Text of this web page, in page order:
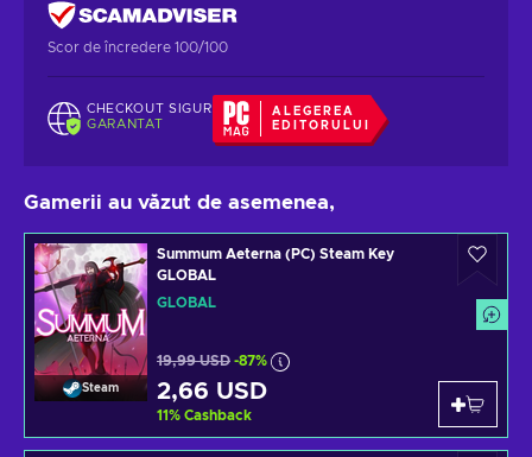
Scor de încredere 100/100
CHECKOUT SIGUR
GARANTAT
ALEGEREA
EDITORULUI
Gamerii au văzut de asemenea,
Steam
Summum Aeterna (PC) Steam Key
GLOBAL
GLOBAL
19,99 USD -87%
2,66 USD
11% Cashback